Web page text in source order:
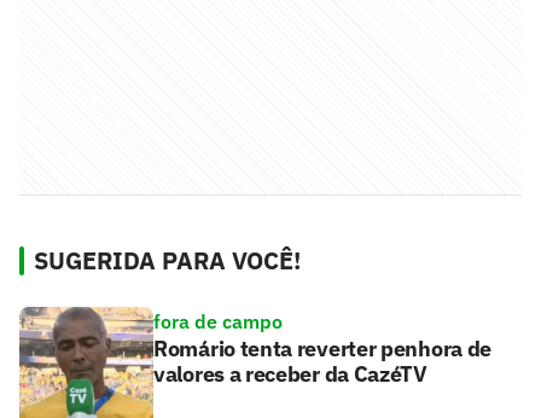
SUGERIDA PARA VOCÊ!
fora de campo
Romário tenta reverter penhora de
valores a receber da CazéTV